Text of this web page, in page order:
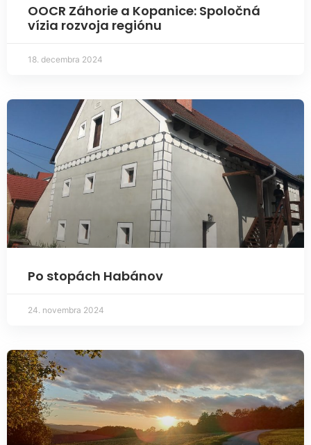
OOCR Záhorie a Kopanice: Spoločná
vízia rozvoja regiónu
18. decembra 2024
Po stopách Habánov
24. novembra 2024